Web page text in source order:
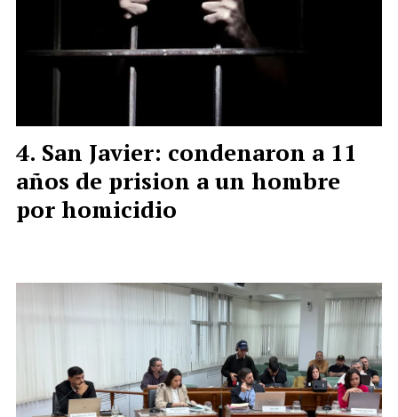
San Javier: condenaron a 11
años de prision a un hombre
por homicidio